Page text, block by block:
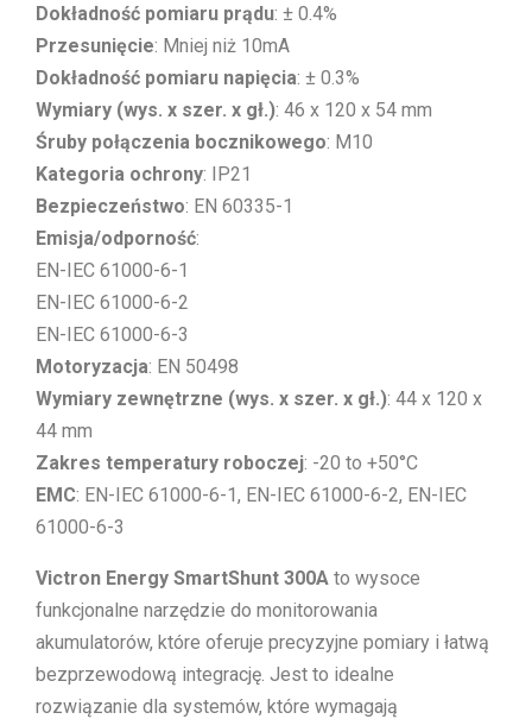
Dokładność pomiaru prądu: ± 0.4%
Przesunięcie: Mniej niż 10mA
Dokładność pomiaru napięcia: ± 0.3%
Wymiary (wys. x szer. x gł.): 46 x 120 x 54 mm
Śruby połączenia bocznikowego: M10
Kategoria ochrony: IP21
Bezpieczeństwo: EN 60335-1
Emisja/odporność:
EN-IEC 61000-6-1
EN-IEC 61000-6-2
EN-IEC 61000-6-3
Motoryzacja: EN 50498
Wymiary zewnętrzne (wys. x szer. x gł.): 44 x 120 x
44 mm
Zakres temperatury roboczej: -20 to +50°C
EMC: EN-IEC 61000-6-1, EN-IEC 61000-6-2, EN-IEC
61000-6-3
Victron Energy SmartShunt 300A to wysoce
funkcjonalne narzędzie do monitorowania
akumulatorów, które oferuje precyzyjne pomiary i łatwą
bezprzewodową integrację. Jest to idealne
rozwiązanie dla systemów, które wymagają